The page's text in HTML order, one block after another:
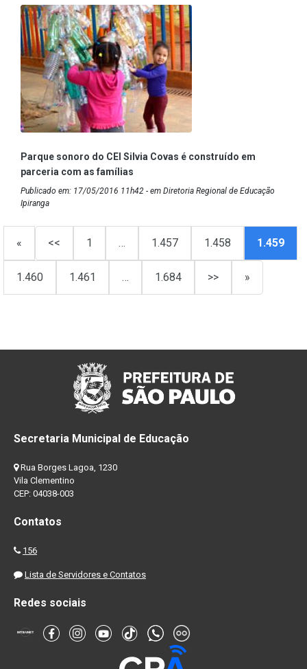
Parque sonoro do CEI Silvia Covas é construído em
parceria com as famílias
Publicado em: 17/05/2016 11h42 - em Diretoria Regional de Educação
Ipiranga
« << 1 … 1.457 1.458 1.459
1.460 1.461 … 1.684 >> »
Secretaria Municipal de Educação
Rua Borges Lagoa, 1230
Vila Clementino
CEP: 04038-003
Contatos
156
Lista de Servidores e Contatos
Redes sociais